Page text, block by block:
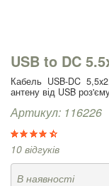
USB to DC
Кабель USB-DC
антену від USB
Артикул: 116226
10 відгуків
В наявності